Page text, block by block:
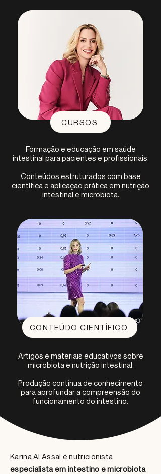
CURSOS
Formação e educação em saúde
intestinal para pacientes e profissionais.
Conteúdos estruturados com base
científica e aplicação prática em nutrição
intestinal e microbiota.
CONTEÚDO CIENTÍFICO
Artigos e materiais educativos sobre
microbiota e nutrição intestinal.
Produção contínua de conhecimento
para aprofundar a compreensão do
funcionamento do intestino.
Karina Al Assal é nutricionista
especialista em intestino e microbiota